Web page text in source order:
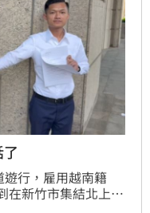
行，雇用越南籍
在新竹市集結北上，